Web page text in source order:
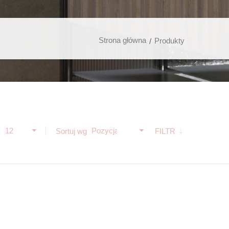
Strona główna Produkty
Sortuj wg Pozycja FILTR
12